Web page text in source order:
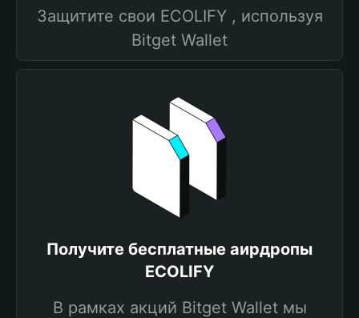
Защитите свои ECOLIFY , используя
Bitget Wallet
Получите бесплатные аирдропы
ECOLIFY
В рамках акций Bitget Wallet мы